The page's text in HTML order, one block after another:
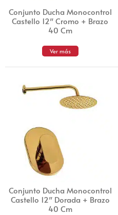
Conjunto Ducha Monocontrol
Castello 12″ Cromo + Brazo
40 Cm
Ver más
Conjunto Ducha Monocontrol
Castello 12″ Dorada + Brazo
40 Cm